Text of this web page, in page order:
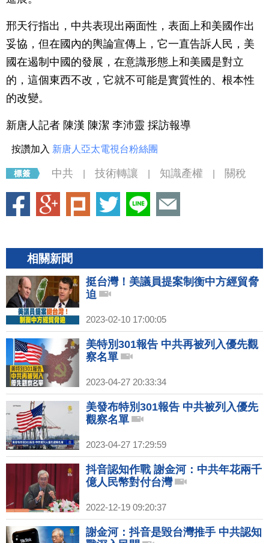
邢天行指出，中共表現出兩面性，表面上和美國作出
妥協，但在國內的輿論宣傳上，它一直告訴人民，美
國在遏制中國的發展，在意識形態上和美國是對立
的，這個東西不改，它就不可能是實質性的、根本性
的改變。
新唐人記者 陳漢 陳潔 李沛靈 採訪報導
按讚加入 新唐人亞太電視台粉絲團
中共 技術轉讓 知識產權 關稅
相關新聞
挺台灣！美議員提案制衡中方經貿脅
迫
2023-02-10 17:00:05
美特別301報告 中共再被列入優先觀
察名單
2023-04-27 20:33:34
美發布特別301報告 中共被列入優先
觀察名單
2023-04-27 17:29:59
抖音認知作戰 謝金河：中共年花兩千
億人民幣對付台灣
2022-12-19 09:20:37
謝金河：抖音是毀台灣推手 中共認知